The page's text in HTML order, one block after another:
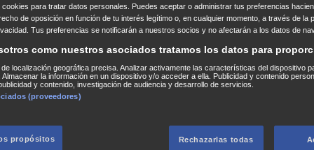
cookies para tratar datos personales. Puedes aceptar o administrar tus preferencias
de oposición en función de tu interés legítimo o, en cualquier momento, a través de la
Tus preferencias se notificarán a nuestros socios y no afectarán a los datos de
como nuestros asociados tratamos los datos para
localización geográfica precisa. Analizar activamente las características del dispositivo
Almacenar la información en un dispositivo y/o acceder a ella. Publicidad y contenido
y contenido, investigación de audiencia y desarrollo de servicios.
(proveedores)
propósitos Rechazarlas todas